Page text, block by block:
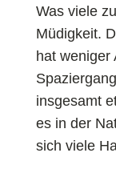
Was viele
Müdigkeit.
hat weniger
insgesamt
es in der
sich viele